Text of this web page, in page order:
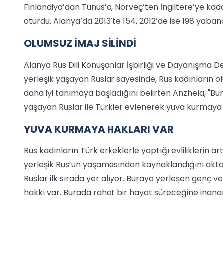
Finlandiya’dan Tunus’a, Norveç’ten İngiltere’ye
oturdu. Alanya’da 2013’te 154, 2012’de ise 198
OLUMSUZ İMAJ SİLİNDİ
Alanya Rus Dili Konuşanlar İşbirliği ve Dayanışma
yerleşik yaşayan Ruslar sayesinde, Rus kadınların
daha iyi tanımaya başladığını belirten Anzhela,
yaşayan Ruslar ile Türkler evlenerek yuva kurmaya
YUVA KURMAYA HAKLARI VAR
Rus kadınların Türk erkeklerle yaptığı evliliklerin
yerleşik Rus’un yaşamasından kaynaklandığını
Ruslar ilk sırada yer alıyor. Buraya yerleşen genç
hakkı var. Burada rahat bir hayat süreceğine